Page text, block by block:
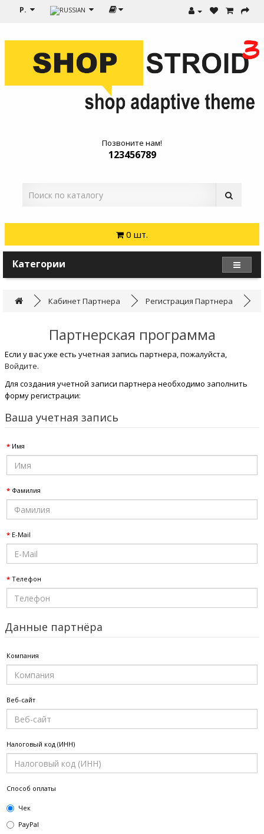
Р.
Позвоните нам!
123456789
0 шт.
Категории
Кабинет Партнера Регистрация Партнера
Партнерская программа
Если у вас уже есть учетная запись партнера, пожалуйста,
Войдите.
Для создания учетной записи партнера необходимо заполнить
форму регистрации:
Ваша учетная запись
Имя
Фамилия
E-Mail
Телефон
Данные партнёра
Компания
Веб-сайт
Налоговый код (ИНН)
Способ оплаты
Чек
PayPal